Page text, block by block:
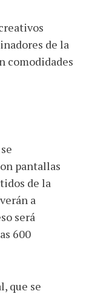
de la
comodidades
pantallas
de la
a
será
600
que se